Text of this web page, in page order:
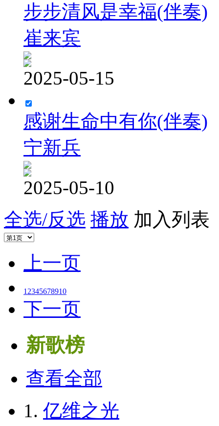
步步清风是幸福(伴奏)
崔来宾
2025-05-15
感谢生命中有你(伴奏)
宁新兵
2025-05-10
全选/反选 播放 加入列表
上一页
1 2345678910
下一页
新歌榜
查看全部
1. 亿维之光